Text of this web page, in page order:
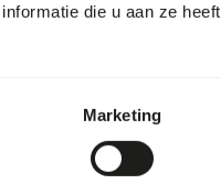
die u aan ze heeft
Marketing
LEVERBAAR